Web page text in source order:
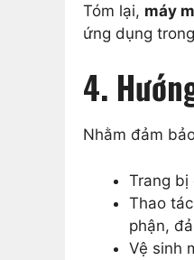
Tóm lại, máy
ứng dụng
4.
Nhằm đảm
Trang bị
Thao
phận,
Vệ sinh